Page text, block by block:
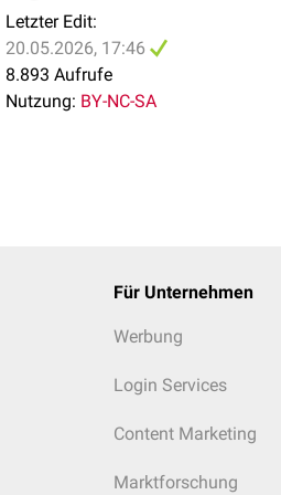
Letzter Edit:
20.05.2026, 17:46
8.893 Aufrufe
Nutzung: BY-NC-SA
Für Unternehmen
Werbung
Login Services
Content Marketing
Marktforschung